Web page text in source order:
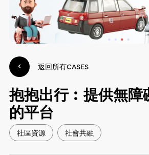
研究
聯絡我們
返回所有CASES
抱抱出行︰提供無障
的平台
社區資源 社會共融